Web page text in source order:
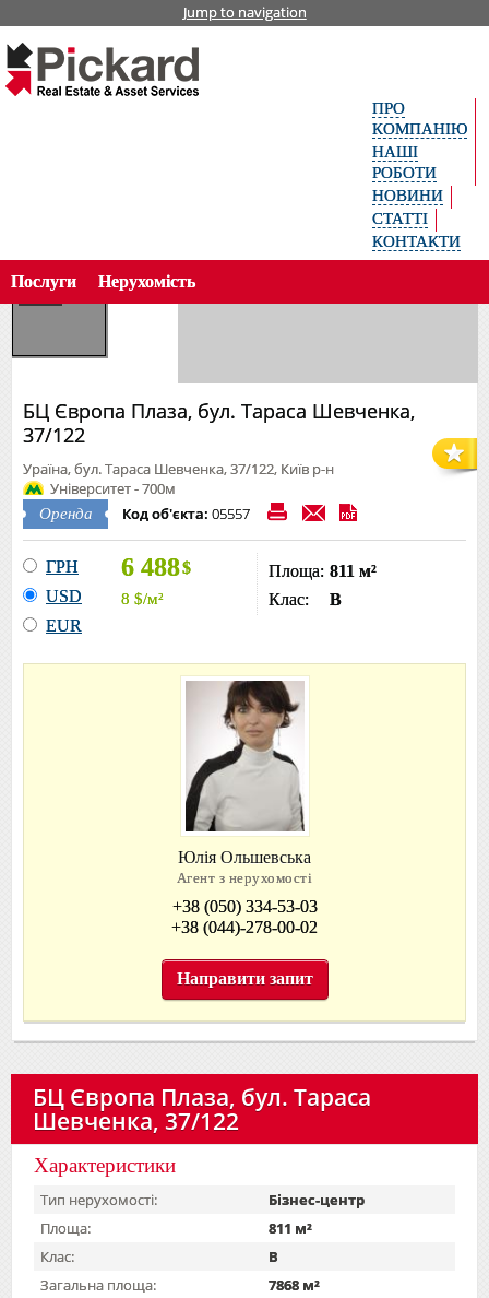
Jump to navigation
ПРО
КОМПАНІЮ
НАШІ
РОБОТИ
НОВИНИ
СТАТТІ
КОНТАКТИ
а
Рус
ски
й
Eng
lish
Послуги Нерухомість
Головна
БЦ Європа Плаза, бул. Тараса Шевченка, 37/122
БЦ Європа Плаза, бул. Тараса Шевченка,
37/122
Ураїна, бул. Тараса Шевченка, 37/122, Київ р-н
Університет - 700м
Оренда Код об'єкта: 05557
ГРН
USD
EUR
6 488$
8 $/м²
Площа: 811 м²
Клас:
B
Юлія Ольшевська
Агент з нерухомості
+38 (050) 334-53-03
+38 (044)-278-00-02
Направити запит
БЦ Європа Плаза, бул. Тараса
Шевченка, 37/122
Характеристики
Тип нерухомості:
Бізнес-центр
Площа:
811 м²
Клас:
B
Загальна площа:
7868 м²